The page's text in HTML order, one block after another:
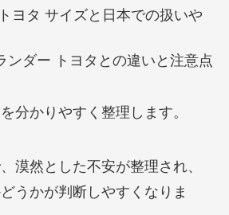
ヨタ サイズと日本での扱いや
ンダー トヨタとの違いと注意点
分かりやすく整理します。
漠然とした不安が整理され、
うかが判断しやすくなりま